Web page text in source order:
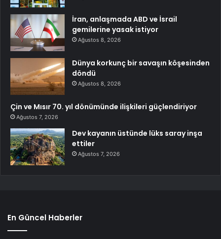
İran, anlaşmada ABD ve İsrail
gemilerine yasak istiyor
Ağustos 8, 2026
Dünya korkunç bir savaşın köşesinden
döndü
Ağustos 8, 2026
Çin ve Mısır 70. yıl dönümünde ilişkileri güçlendiriyor
Ağustos 7, 2026
Dev kayanın üstünde lüks saray inşa
ettiler
Ağustos 7, 2026
En Güncel Haberler